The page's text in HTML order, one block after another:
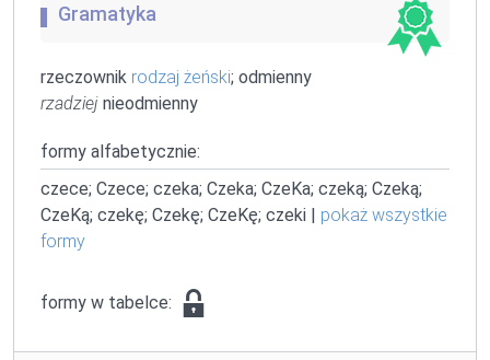
Gramatyka
rzeczownik rodzaj żeński; odmienny
rzadziej nieodmienny
formy alfabetycznie:
czece; Czece; czeka; Czeka; CzeKa; czeką; Czeką;
CzeKą; czekę; Czekę; CzeKę; czeki | pokaż wszystkie
formy
formy w tabelce: